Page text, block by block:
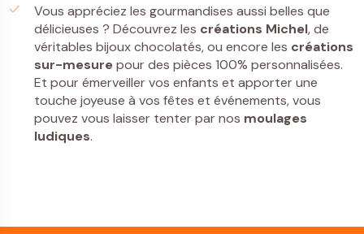
Vous appréciez les gourmandises aussi belles que
délicieuses ? Découvrez les créations Michel, de
véritables bijoux chocolatés, ou encore les créations
sur-mesurepour des pièces 100% personnalisées.
Et pour émerveiller vos enfants et apporter une
touche joyeuse à vos fêtes et événements, vous
pouvez vous laisser tenter par nos moulages
ludiques.